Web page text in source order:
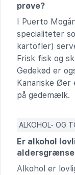
prøve?
I Puerto
specialiteter
kartofler)
Frisk fisk og
Gedekød er
Kanariske Øer
på gedemælk.
ALKOHOL- OG
Er alkohol
Alkohol er